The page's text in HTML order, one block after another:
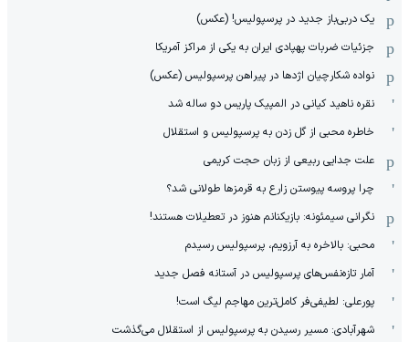
یک دربی‌باز جدید در پرسپولیس! (عکس)
جزئیات ضربات پهپادی ایران به یکی از مراکز آمریکا
نواده شکارچیان اژدها در پیراهن پرسپولیس (عکس)
نقره ناهید کیانی در المپیک پاریس دو ساله شد
خاطره محبی از گل زدن به پرسپولیس و استقلال
علت جدایی ربیعی از زبان حجت کریمی
چرا پروسه پیوستن زارع به قرمزها طولانی شد؟
نگرانی سیمئونه: بازیکنانم هنوز در تعطیلات هستند!
محبی: بالاخره به آرزویم، پرسپولیس رسیدم
آمار تازه‌نفس‌های پرسپولیس در آستانه فصل جدید
پورعلی: لطیفی‌فر کامل‌ترین مهاجم لیگ است!
شهرآبادی: مسیر رسیدن به پرسپولیس از استقلال می‌گذشت